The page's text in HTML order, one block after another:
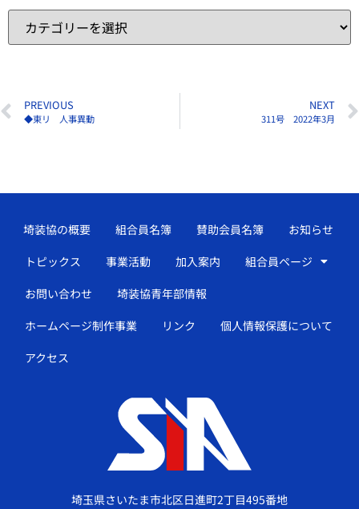
PREVIOUS
◆東リ 人事異動
NEXT
311号 2022年3月
埼玉県さいたま市北区日進町2丁目495番地
埼装協の概要 組合員名簿 賛助会員名簿
お知らせ
トピックス
事業活動 加入案内
組合員ページ
お問い合わせ
埼装協青年部情報
ホームページ制作事業
リンク
個人情報保護について
アクセス